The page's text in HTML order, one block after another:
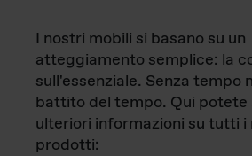
I nostri mobili si basano su un
atteggiamento semplice: la
sull'essenziale. Senza tempo
battito del tempo. Qui potete
ulteriori informazioni su tutti i
prodotti: